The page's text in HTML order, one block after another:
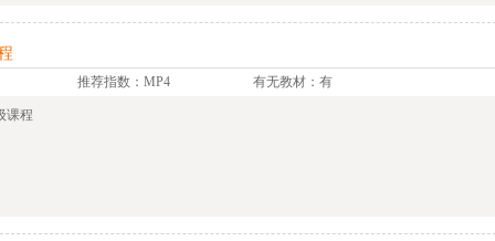
推荐指数：MP4 有无教材：有
课程